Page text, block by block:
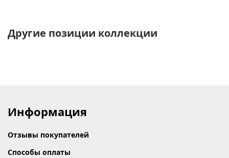
Другие позиции коллекции
Информация
Отзывы покупателей
Способы оплаты